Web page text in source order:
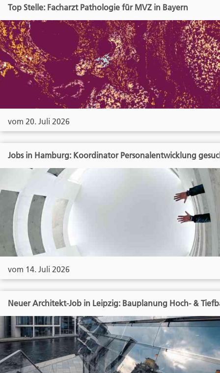
Top Stelle: Facharzt Pathologie für MVZ in Bayern
vom 20. Juli 2026
Jobs in Hamburg: Koordinator Personalentwicklung
vom 14. Juli 2026
Neuer Architekt-Job in Leipzig: Bauplanung Hoch- &